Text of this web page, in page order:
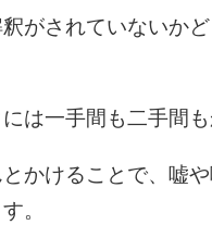
がされていないか
は一手間も二手間も
かけることで、嘘
。